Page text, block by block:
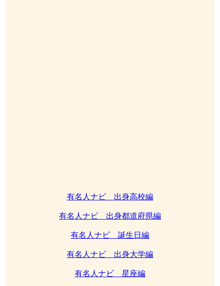
有名人ナビ 出身高校編
有名人ナビ 出身都道府県編
有名人ナビ 誕生日編
有名人ナビ 出身大学編
有名人ナビ 星座編